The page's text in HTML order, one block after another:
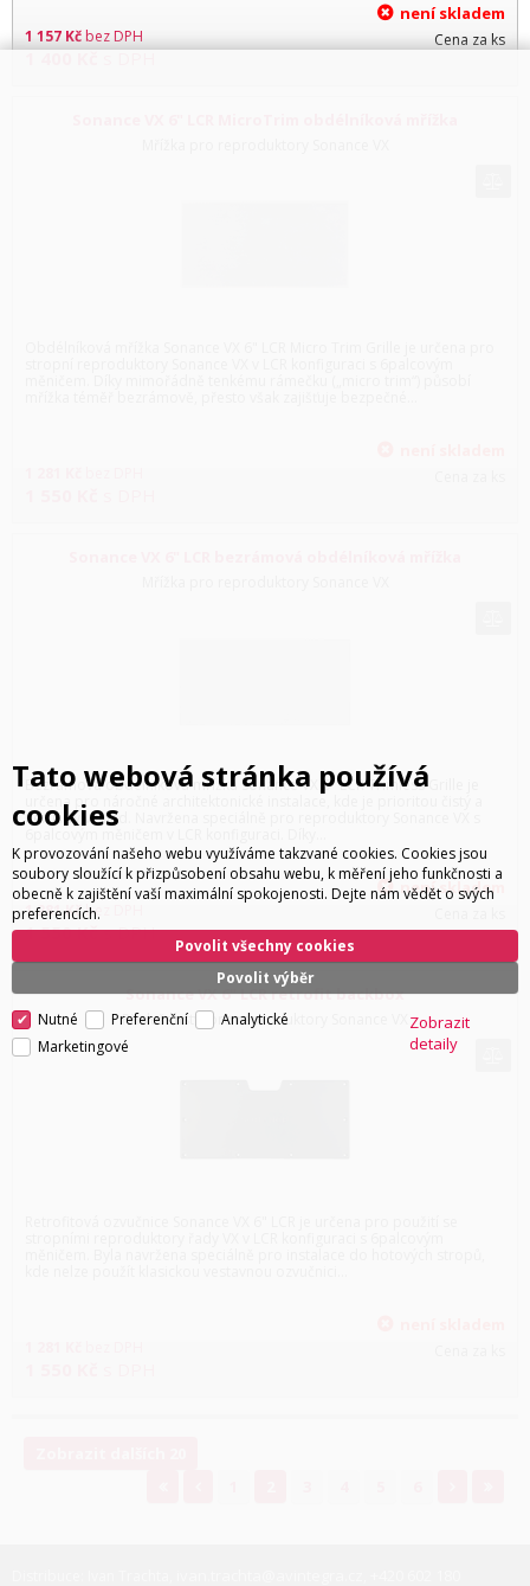
1 157 Kčbez DPH
1 400Kč s DPH
není skladem
Cena za ks
Bezrámová obdélníková mřížka Sonance VX 6" LCR Trimless Grille je
určena pro náročné architektonické instalace, kde je prioritou čistý a
nerušivý vzhled. Navržena speciálně pro reproduktory Sonance VX s
1 281Kčbez DPH
1 550Kč s DPH
není skladem
Sonance VX 6" LCR retrofit backbox
Příslušenství pro reproduktory Sonance VX
Tato webová stránka používá
cookies
K provozování našeho webu využíváme takzvané cookies. Cookies jsou
soubory sloužící k přizpůsobení obsahu webu, k měření jeho funkčnosti a
obecně k zajištění vaší maximální spokojenosti. Dejte nám vědět o svých
preferencích.
Povolit výběr
Povolit všechny cookies
Nutné Preferenční
Analytické
Marketingové
Zobrazit
detaily